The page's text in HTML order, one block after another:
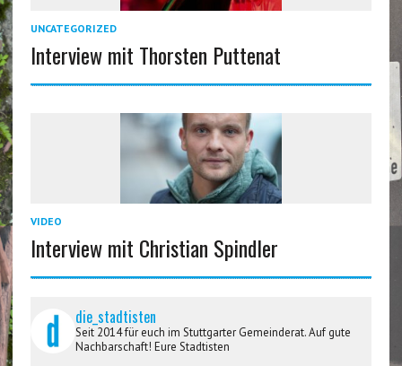
UNCATEGORIZED
Interview mit Thorsten Puttenat
VIDEO
Interview mit Christian Spindler
die_stadtisten
Seit 2014 für euch im Stuttgarter Gemeinderat. Auf gute
Nachbarschaft! Eure Stadtisten